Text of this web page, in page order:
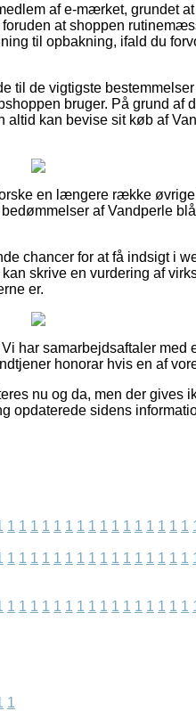
af e-mærket, grundet
at shoppen
til opbakning, ifald du
til de vigtigste
bruger. På grund af
altid kan bevise sit køb af
en længere række
af Vandperle
chancer for at få indsigt i
skrive en vurdering af
er.
har samarbejdsaftaler med
honorar hvis en af
nu og da, men der gives
opdaterede sidens
1 1 1 1 1 1 1 1 1 1 1 1 1 1 1 1
1 1 1 1 1 1 1 1 1 1 1 1 1 1 1 1
1 1 1 1 1 1 1 1 1 1 1 1 1 1 1 1
1